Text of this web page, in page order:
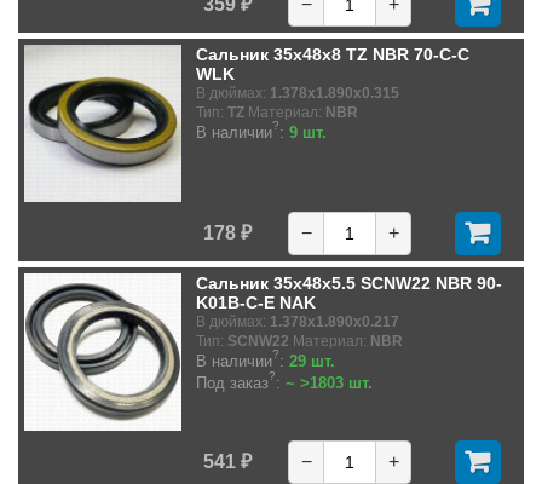
359 ₽ − +
Сальник 35x48x8 TZ NBR 70-C-C
WLK
В дюймах: 1.378x1.890x0.315
Тип: TZ Материал: NBR
В наличии?: 9 шт.
178 ₽ − +
Сальник 35x48x5.5 SCNW22 NBR 90-
K01B-C-E NAK
В дюймах: 1.378x1.890x0.217
Тип: SCNW22 Материал: NBR
В наличии?: 29 шт.
Под заказ?: ~ >1803 шт.
541 ₽ − +